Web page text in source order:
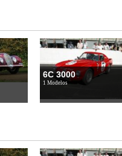
6C 3000
1 Modelos